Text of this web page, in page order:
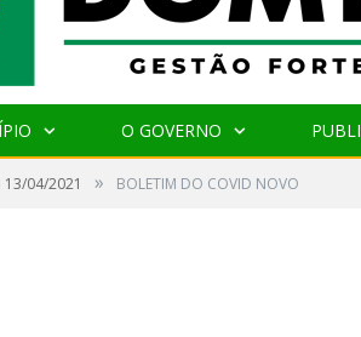
O GOVERNO
04/2021 » BOLETIM DO COVID NOVO